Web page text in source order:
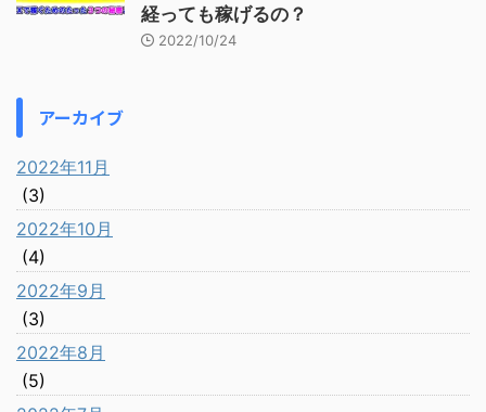
経っても稼げるの？
2022/10/24
アーカイブ
2022年11月
(3)
2022年10月
(4)
2022年9月
(3)
2022年8月
(5)